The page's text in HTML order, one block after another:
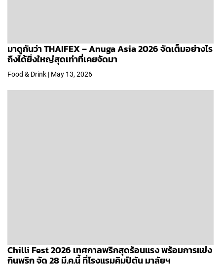
มาดูกันว่า THAIFEX – Anuga Asia 2026 จัดเต็มอย่างไร
ถึงได้ยิ่งใหญ่สุดเท่าที่เคยจัดมา
Food & Drink | May 13, 2026
Chilli Fest 2026 เทศกาลพริกสุดร้อนแรง พร้อมการแข่ง
กินพริก จัด 28 มี.ค.นี้ ที่โรงแรมคิมป์ตัน มาลัยฯ